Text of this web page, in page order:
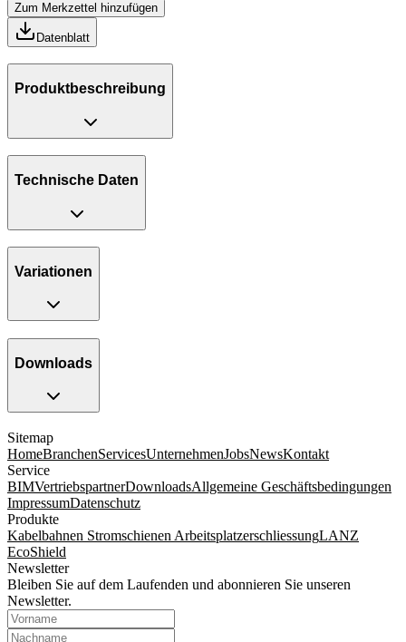
Zum Merkzettel hinzufügen
Datenblatt
Produktbeschreibung
Technische Daten
Variationen
Downloads
Sitemap
HomeBranchenServicesUnternehmenJobsNewsKontakt
Service
BIMVertriebspartnerDownloadsAllgemeine Geschäftsbedingungen
ImpressumDatenschutz
Produkte
Kabelbahnen Stromschienen ArbeitsplatzerschliessungLANZ
EcoShield
Newsletter
Bleiben Sie auf dem Laufenden und abonnieren Sie unseren
Newsletter.